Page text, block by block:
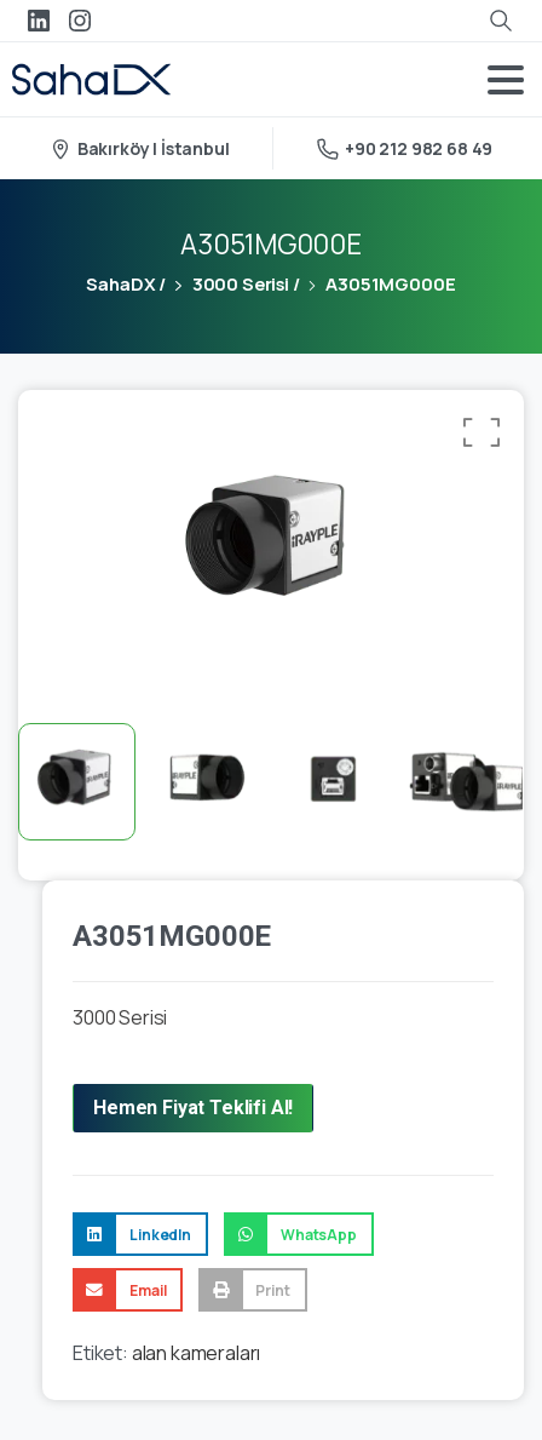
Bakırköy | İstanbul +90 212 982 68 49
A3051MG000E
SahaDX/ 3000 Serisi / A3051MG000E
A3051MG000E
3000 Serisi
Hemen Fiyat Teklifi Al!
LinkedIn WhatsApp
Email Print
Etiket: alan kameraları